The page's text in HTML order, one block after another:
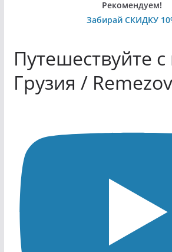
Рекомендуем!
Забирай СКИДКУ
Путешествуйте
Грузия /